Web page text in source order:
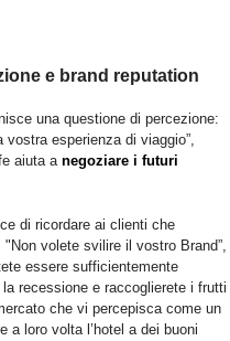
e brand reputation
una questione di percezione:
esperienza di viaggio”,
aiuta a negoziare i futuri
di ricordare ai clienti che
"Non volete svilire il vostro Brand”,
essere sufficientemente
recessione e raccoglierete i frutti
che vi percepisca come un
a loro volta l’hotel a dei buoni